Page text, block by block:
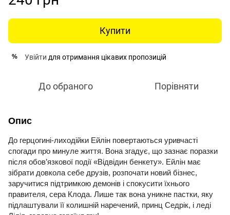
Купити
% Увійти для отримання цікавих пропозицій
До обраного Порівняти
Опис
До герцогині-лиходійки Ейлін повертаються уривчасті
спогади про минуле життя. Вона згадує, що зазнає поразки
після обов’язкової події «Відвідин бенкету». Ейлін має
зібрати довкола себе друзів, розпочати новий бізнес,
заручитися підтримкою демонів і спокусити їхнього
правителя, сера Клода. Лише так вона уникне пастки, яку
підлаштували її колишній наречений, принц Седрік, і леді